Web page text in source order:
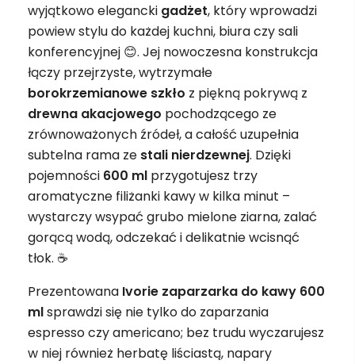
wyjątkowo elegancki gadżet, który wprowadzi
powiew stylu do każdej kuchni, biura czy sali
konferencyjnej 😊. Jej nowoczesna konstrukcja
łączy przejrzyste, wytrzymałe
borokrzemianowe szkło z piękną pokrywą z
drewna akacjowego pochodzącego ze
zrównoważonych źródeł, a całość uzupełnia
subtelna rama ze stali nierdzewnej. Dzięki
pojemności 600 ml przygotujesz trzy
aromatyczne filiżanki kawy w kilka minut –
wystarczy wsypać grubo mielone ziarna, zalać
gorącą wodą, odczekać i delikatnie wcisnąć
tłok. ☕
Prezentowana Ivorie zaparzarka do kawy 600
mlsprawdzi się nie tylko do zaparzania
espresso czy americano; bez trudu wyczarujesz
w niej również herbatę liściastą, napary